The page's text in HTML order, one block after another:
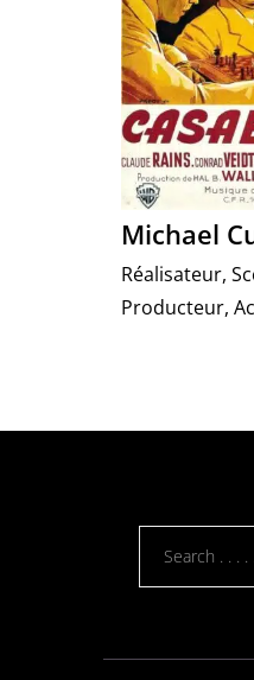
Michael
Réalisateur,
Producteur,